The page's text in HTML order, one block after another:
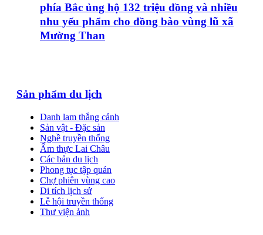
phía Bắc ủng hộ 132 triệu đồng và nhiều
nhu yếu phẩm cho đồng bào vùng lũ xã
Mường Than
Sản phẩm du lịch
Danh lam thắng cảnh
Sản vật - Đặc sản
Nghề truyền thống
Ẩm thực Lai Châu
Các bản du lịch
Phong tục tập quán
Chợ phiên vùng cao
Di tích lịch sử
Lễ hội truyền thống
Thư viện ảnh